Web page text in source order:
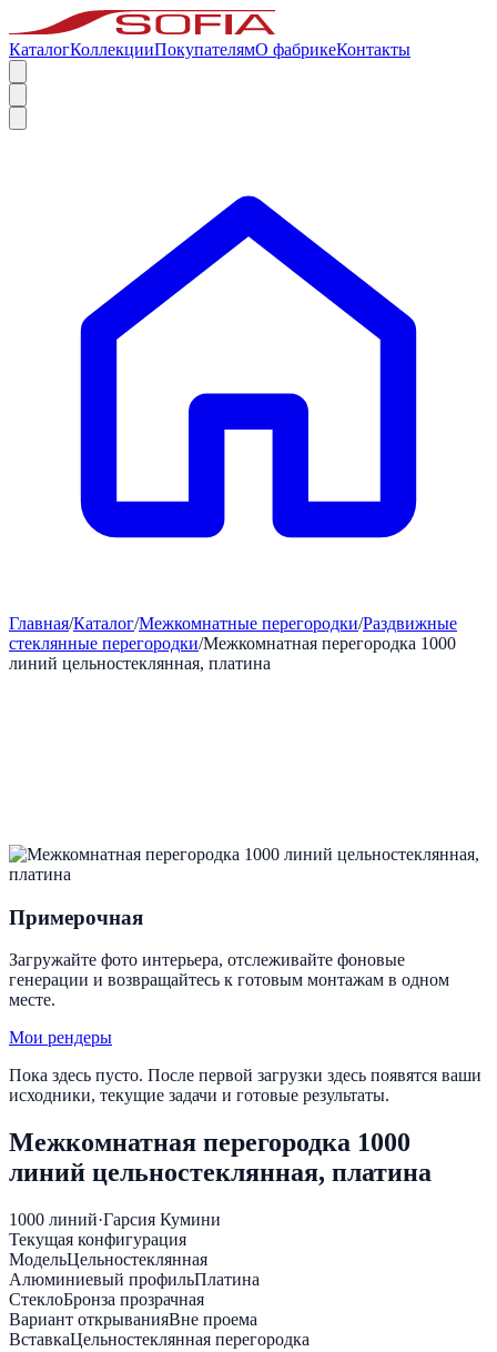
КаталогКоллекцииПокупателямО фабрикеКонтакты
Главная/Каталог/Межкомнатные перегородки/Раздвижные
стеклянные перегородки/Межкомнатная перегородка 1000
линий цельностеклянная, платина
Примерочная
Загружайте фото интерьера, отслеживайте фоновые
генерации и возвращайтесь к готовым монтажам в одном
месте.
Мои рендеры
Пока здесь пусто. После первой загрузки здесь появятся ваши
исходники, текущие задачи и готовые результаты.
Межкомнатная перегородка 1000
линий цельностеклянная, платина
1000 линий·Гарсия Кумини
Текущая конфигурация
МодельЦельностеклянная
Алюминиевый профильПлатина
СтеклоБронза прозрачная
Вариант открыванияВне проема
ВставкаЦельностеклянная перегородка